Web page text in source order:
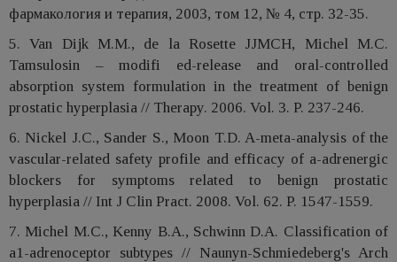
фармакология и терапия, 2003, том 12, № 4, стр. 32-35.
5. Van Dijk M.M., de la Rosette JJMCH, Michel M.C.
Tamsulosin – modifi ed-release and oral-controlled
absorption system formulation in the treatment of benign
prostatic hyperplasia // Therapy. 2006. Vol. 3. P. 237-246.
6. Nickel J.C., Sander S., Moon T.D. A-meta-analysis of the
vascular-related safety profile and efficacy of a-adrenergic
blockers for symptoms related to benign prostatic
hyperplasia // Int J Clin Pract. 2008. Vol. 62. P. 1547-1559.
7. Michel M.C., Kenny B.A., Schwinn D.A. Classification of
a1-adrenoceptor subtypes // Naunyn-Schmiedeberg's Arch